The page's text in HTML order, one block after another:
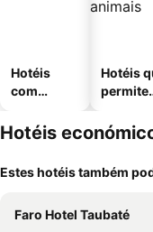
Hotéis
com
Hotéis
Hotéis
Estes hotéis também
Faro Hotel Taubaté